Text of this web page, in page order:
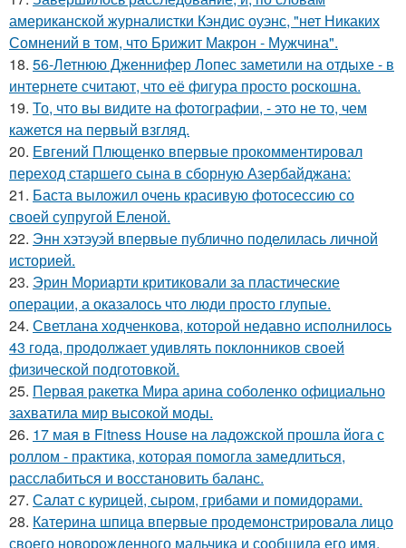
американской журналистки Кэндис оуэнс, "нет Никаких
Сомнений в том, что Брижит Макрон - Мужчина".
18. 56-Летнюю Дженнифер Лопес заметили на отдыхе - в
интернете считают, что её фигура просто роскошна.
19. То, что вы видите на фотографии, - это не то, чем
кажется на первый взгляд.
20. Евгений Плющенко впервые прокомментировал
переход старшего сына в сборную Азербайджана:
21. Баста выложил очень красивую фотосессию со
своей супругой Еленой.
22. Энн хэтэуэй впервые публично поделилась личной
историей.
23. Эрин Мориарти критиковали за пластические
операции, а оказалось что люди просто глупые.
24. Светлана ходченкова, которой недавно исполнилось
43 года, продолжает удивлять поклонников своей
физической подготовкой.
25. Первая ракетка Мира арина соболенко официально
захватила мир высокой моды.
26. 17 мая в Fitness House на ладожской прошла йога с
роллом - практика, которая помогла замедлиться,
расслабиться и восстановить баланс.
27. Салат с курицей, сыром, грибами и помидорами.
28. Катерина шпица впервые продемонстрировала лицо
своего новорожденного мальчика и сообщила его имя.